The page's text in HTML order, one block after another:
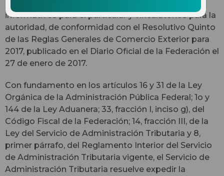
informativos para el particular y vinculatorios para la
autoridad, de conformidad con el Resolutivo Quinto
de las Reglas Generales de Comercio Exterior para
2017, publicado en el Diario Oficial de la Federación el
27 de enero de 2017.
Con fundamento en los artículos 16 y 31 de la Ley
Orgánica de la Administración Pública Federal; 1o y
144 de la Ley Aduanera; 33, fracción I, inciso g), del
Código Fiscal de la Federación; 14, fracción III, de la
Ley del Servicio de Administración Tributaria y 8,
primer párrafo, del Reglamento Interior del Servicio
de Administración Tributaria vigente, el Servicio de
Administración Tributaria resuelve expedir la